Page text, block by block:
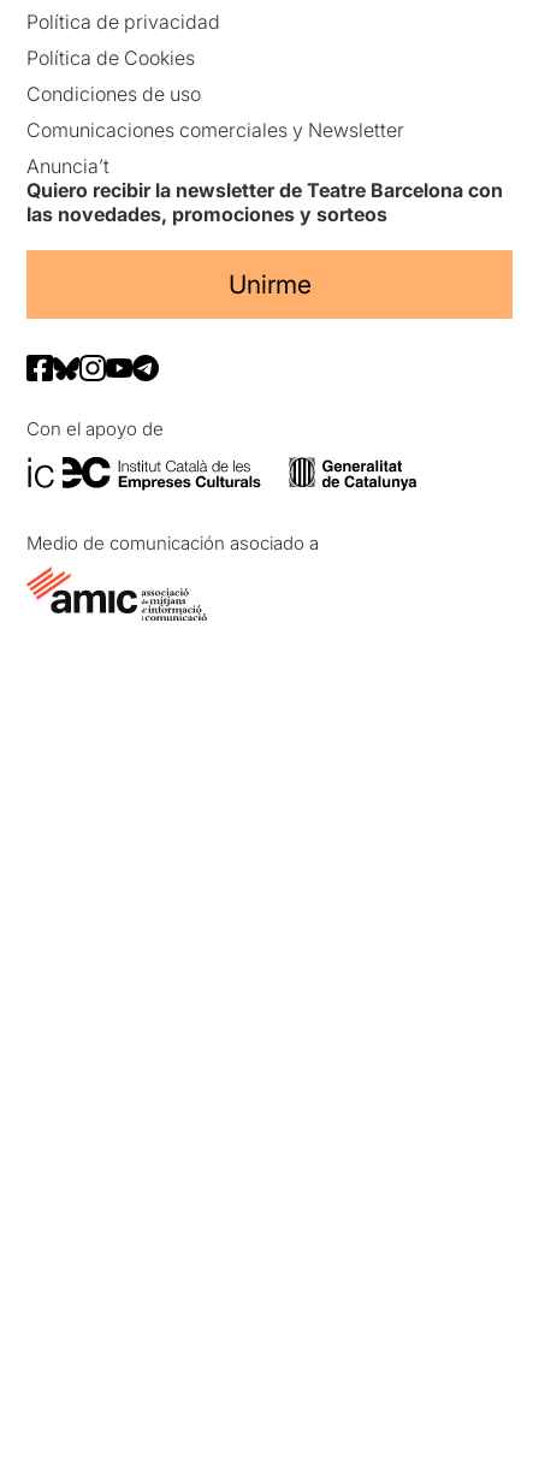
Política de privacidad
Política de Cookies
Condiciones de uso
Comunicaciones comerciales y Newsletter
Anuncia’t
Quiero recibir la newsletter de Teatre Barcelona con
las novedades, promociones y sorteos
Unirme
Con el apoyo de
Medio de comunicación asociado a